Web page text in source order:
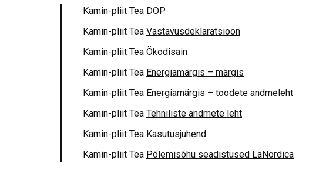
Kamin-pliit Tea DOP
Kamin-pliit Tea Vastavusdeklaratsioon
Kamin-pliit Tea Ökodisain
Kamin-pliit Tea Energiamärgis – märgis
Kamin-pliit Tea Energiamärgis – toodete andmeleht
Kamin-pliit Tea Tehniliste andmete leht
Kamin-pliit Tea Kasutusjuhend
Kamin-pliit Tea Põlemisõhu seadistused LaNordica